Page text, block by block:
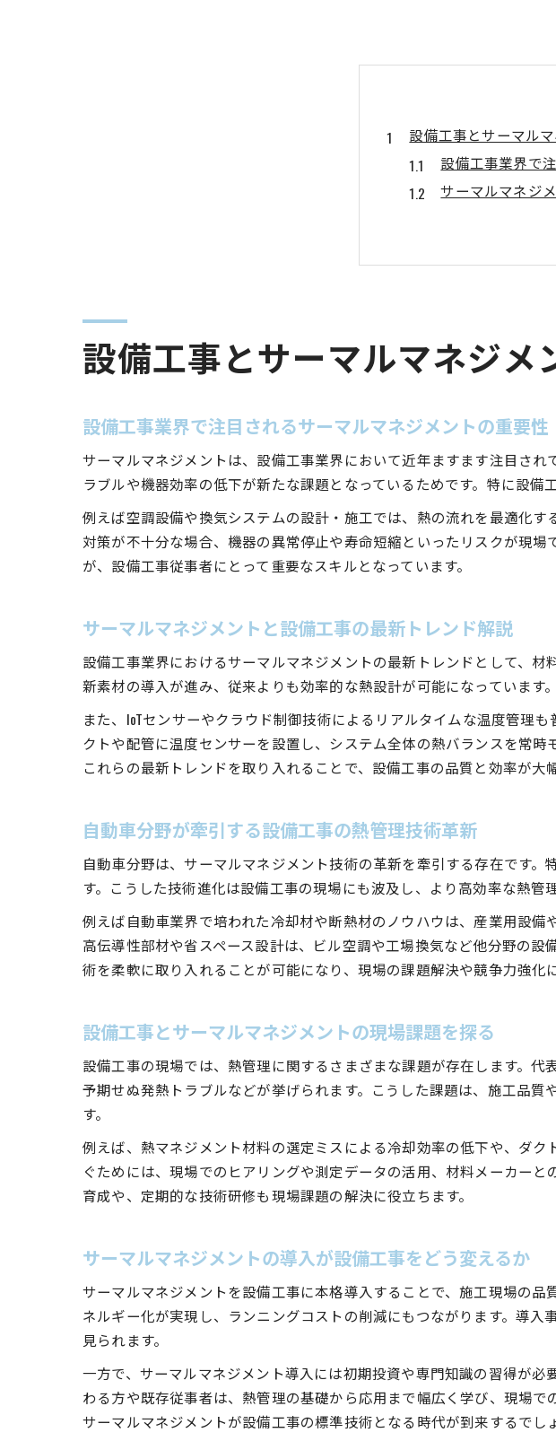
設備工事とサーマル
設備工事業界で
サーマルマネジ
設備工事とサー
熱マネジメント
設備工事で失敗
サーマルマネジメン
設備工事現場で
自動車関連設備
設備工事の現場
過熱対策の最適解を設
設備工事分野で
自動車分野の過
設備工事現場で
熱マネジメント
設備工事におけ
設備工事で求め
サーマルシステ
熱マネジメント
設備工事現場に
最新のサーマル
設備工事業務に活かせ
業務効率を高め
サーマルマネジ
設備工事とサーマルマネジメ
設備工事業界で注目されるサーマルマネジメントの重要性
サーマルマネジメントは、設備工事業界において近年ますます注目さ
ラブルや機器効率の低下が新たな課題となっているためです。特に設
例えば空調設備や換気システムの設計・施工では、熱の流れを最適化
対策が不十分な場合、機器の異常停止や寿命短縮といったリスクが現
が、設備工事従事者にとって重要なスキルとなっています。
サーマルマネジメントと設備工事の最新トレンド解説
設備工事業界におけるサーマルマネジメントの最新トレンドとして、
新素材の導入が進み、従来よりも効率的な熱設計が可能になっています。
また、IoTセンサーやクラウド制御技術によるリアルタイムな温度管理
クトや配管に温度センサーを設置し、システム全体の熱バランスを常
これらの最新トレンドを取り入れることで、設備工事の品質と効率が大
自動車分野が牽引する設備工事の熱管理技術革新
自動車分野は、サーマルマネジメント技術の革新を牽引する存在です
す。こうした技術進化は設備工事の現場にも波及し、より高効率な熱管
例えば自動車業界で培われた冷却材や断熱材のノウハウは、産業用設
高伝導性部材や省スペース設計は、ビル空調や工場換気など他分野の
術を柔軟に取り入れることが可能になり、現場の課題解決や競争力強化
設備工事とサーマルマネジメントの現場課題を探る
設備工事の現場では、熱管理に関するさまざまな課題が存在します。
予期せぬ発熱トラブルなどが挙げられます。こうした課題は、施工品
す。
例えば、熱マネジメント材料の選定ミスによる冷却効率の低下や、ダ
ぐためには、現場でのヒアリングや測定データの活用、材料メーカー
育成や、定期的な技術研修も現場課題の解決に役立ちます。
サーマルマネジメントの導入が設備工事をどう変えるか
サーマルマネジメントを設備工事に本格導入することで、施工現場の
ネルギー化が実現し、ランニングコストの削減にもつながります。導
見られます。
一方で、サーマルマネジメント導入には初期投資や専門知識の習得が
わる方や既存従事者は、熱管理の基礎から応用まで幅広く学び、現場
サーマルマネジメントが設備工事の標準技術となる時代が到来するでし